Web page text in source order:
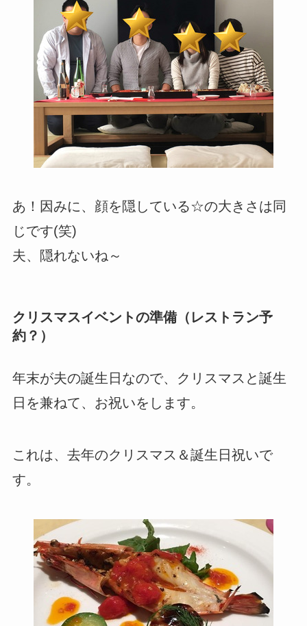
あ！因みに、顔を隠している☆の大きさは同
じです(笑)
夫、隠れないね～
クリスマスイベントの準備（レストラン予
約？）
年末が夫の誕生日なので、クリスマスと誕生
日を兼ねて、お祝いをします。
これは、去年のクリスマス＆誕生日祝いで
す。